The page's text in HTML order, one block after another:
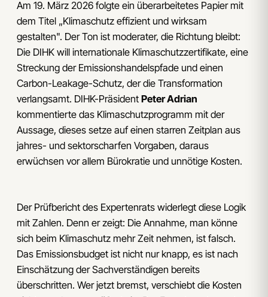
Am 19. März 2026 folgte ein überarbeitetes Papier mit
dem Titel „Klimaschutz effizient und wirksam
gestalten". Der Ton ist moderater, die Richtung bleibt:
Die DIHK will internationale Klimaschutzzertifikate, eine
Streckung der Emissionshandelspfade und einen
Carbon-Leakage-Schutz, der die Transformation
verlangsamt. DIHK-Präsident Peter Adrian
kommentierte das Klimaschutzprogramm mit der
Aussage, dieses setze auf einen starren Zeitplan aus
jahres- und sektorscharfen Vorgaben, daraus
erwüchsen vor allem Bürokratie und unnötige Kosten.
Der Prüfbericht des Expertenrats widerlegt diese Logik
mit Zahlen. Denn er zeigt: Die Annahme, man könne
sich beim Klimaschutz mehr Zeit nehmen, ist falsch.
Das Emissionsbudget ist nicht nur knapp, es ist nach
Einschätzung der Sachverständigen bereits
überschritten. Wer jetzt bremst, verschiebt die Kosten